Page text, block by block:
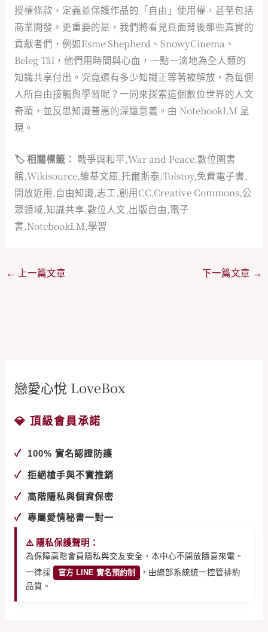
授權條款，定義並保護作品的「自由」使用權，甚至包括
商業開發。更重要的是，我們將看見頁面背後那些真實的
貢獻者們，例如Esme Shepherd、SnowyCinema、
Beleg Tâl，他們用時間與心血，一點一滴地為全人類的
知識共享付出。究竟還有多少知識正等著被解放，為每個
人所自由接觸與學習呢？一同來探索這個數位世界的人文
奇蹟，並反思知識普惠的深遠意義。由 NotebookLM 呈
現。
🏷️ 相關標籤： 戰爭與和平,War and Peace,數位圖書
館,Wikisource,維基文庫,托爾斯泰,Tolstoy,免費電子書,
開放近用,自由知識,志工,創用CC,Creative Commons,公
眾領域,知識共享,數位人文,出版自由,電子
書,NotebookLM,學習
← 上一篇文章 下一篇文章 →
戀愛心悅 LoveBox
💎 頂級會員承諾
✓ 100% 實名認證防護
✓ 拒絕槍手與不實推銷
✓ 高階隱私與個資保密
✓ 專屬愛情秘書一對一
⚠️ 隱私保護聲明：
為保障高階會員隱私與交友安全，本中心不開放隨意來電。
一律採
官方 LINE 實名預約制
，由總部系統統一控管排約
品質。